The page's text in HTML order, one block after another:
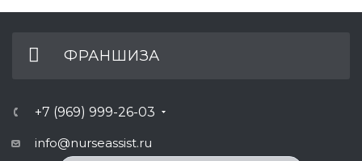
ФРАНШИЗА
+7 (969) 999-26-03
info@nurseassist.ru